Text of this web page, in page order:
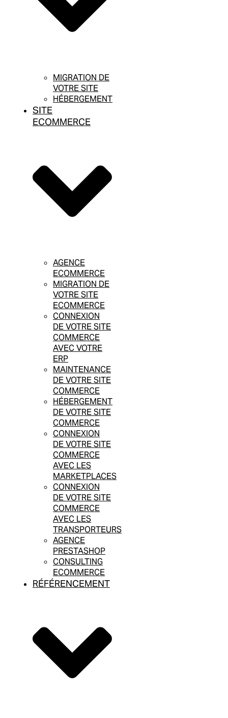
MIGRATION DE
VOTRE SITE
HÉBERGEMENT
SITE
ECOMMERCE
AGENCE
ECOMMERCE
MIGRATION DE
VOTRE SITE
ECOMMERCE
CONNEXION
DE VOTRE SITE
COMMERCE
AVEC VOTRE
ERP
MAINTENANCE
DE VOTRE SITE
COMMERCE
HÉBERGEMENT
DE VOTRE SITE
COMMERCE
CONNEXION
DE VOTRE SITE
COMMERCE
AVEC LES
MARKETPLACES
CONNEXION
DE VOTRE SITE
COMMERCE
AVEC LES
TRANSPORTEURS
AGENCE
PRESTASHOP
CONSULTING
ECOMMERCE
RÉFÉRENCEMENT